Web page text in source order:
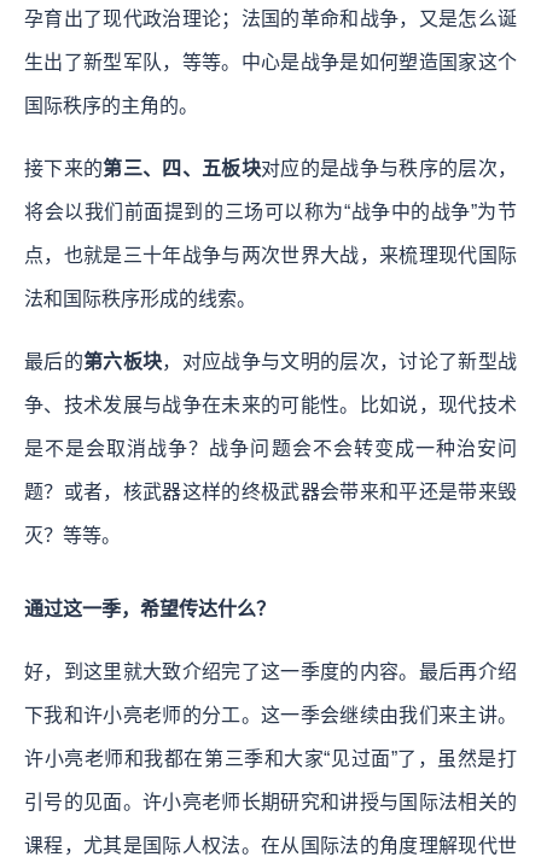
孕育出了现代政治理论；法国的革命和战争，又是怎么诞
生出了新型军队，等等。中心是战争是如何塑造国家这个
国际秩序的主角的。
接下来的第三、四、五板块对应的是战争与秩序的层次，
将会以我们前面提到的三场可以称为“战争中的战争”为节
点，也就是三十年战争与两次世界大战，来梳理现代国际
法和国际秩序形成的线索。
最后的第六板块，对应战争与文明的层次，讨论了新型战
争、技术发展与战争在未来的可能性。比如说，现代技术
是不是会取消战争？战争问题会不会转变成一种治安问
题？或者，核武器这样的终极武器会带来和平还是带来毁
灭？等等。
通过这一季，希望传达什么？
好，到这里就大致介绍完了这一季度的内容。最后再介绍
下我和许小亮老师的分工。这一季会继续由我们来主讲。
许小亮老师和我都在第三季和大家“见过面”了，虽然是打
引号的见面。许小亮老师长期研究和讲授与国际法相关的
课程，尤其是国际人权法。在从国际法的角度理解现代世